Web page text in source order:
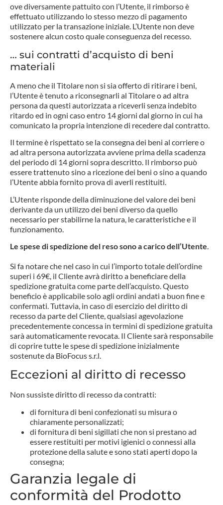
ove diversamente pattuito con l’Utente, il rimborso è
effettuato utilizzando lo stesso mezzo di pagamento
utilizzato per la transazione iniziale. L’Utente non deve
sostenere alcun costo quale conseguenza del recesso.
… sui contratti d’acquisto di beni
materiali
A meno che il Titolare non si sia offerto di ritirare i beni,
l’Utente è tenuto a riconsegnarli al Titolare o ad altra
persona da questi autorizzata a riceverli senza indebito
ritardo ed in ogni caso entro 14 giorni dal giorno in cui ha
comunicato la propria intenzione di recedere dal contratto.
Il termine è rispettato se la consegna dei beni al corriere o
ad altra persona autorizzata avviene prima della scadenza
del periodo di 14 giorni sopra descritto. Il rimborso può
essere trattenuto sino a ricezione dei beni o sino a quando
l’Utente abbia fornito prova di averli restituiti.
L’Utente risponde della diminuzione del valore dei beni
derivante da un utilizzo dei beni diverso da quello
necessario per stabilirne la natura, le caratteristiche e il
funzionamento.
Le spese di spedizione del reso sono a carico dell’Utente.
Si fa notare che nel caso in cui l’importo totale dell’ordine
superi i 69€, il Cliente avrà diritto a beneficiare della
spedizione gratuita come parte dell’acquisto. Questo
beneficio è applicabile solo agli ordini andati a buon fine e
confermati. Tuttavia, in caso di esercizio del diritto di
recesso da parte del Cliente, qualsiasi agevolazione
precedentemente concessa in termini di spedizione gratuita
sarà automaticamente revocata. Il Cliente sarà responsabile
di coprire tutte le spese di spedizione inizialmente
sostenute da BioFocus s.r.l.
Eccezioni al diritto di recesso
Non sussiste diritto di recesso da contratti:
di fornitura di beni confezionati su misura o
chiaramente personalizzati;
di fornitura di beni sigillati che non si prestano ad
essere restituiti per motivi igienici o connessi alla
protezione della salute e sono stati aperti dopo la
consegna;
Garanzia legale di
conformità del Prodotto